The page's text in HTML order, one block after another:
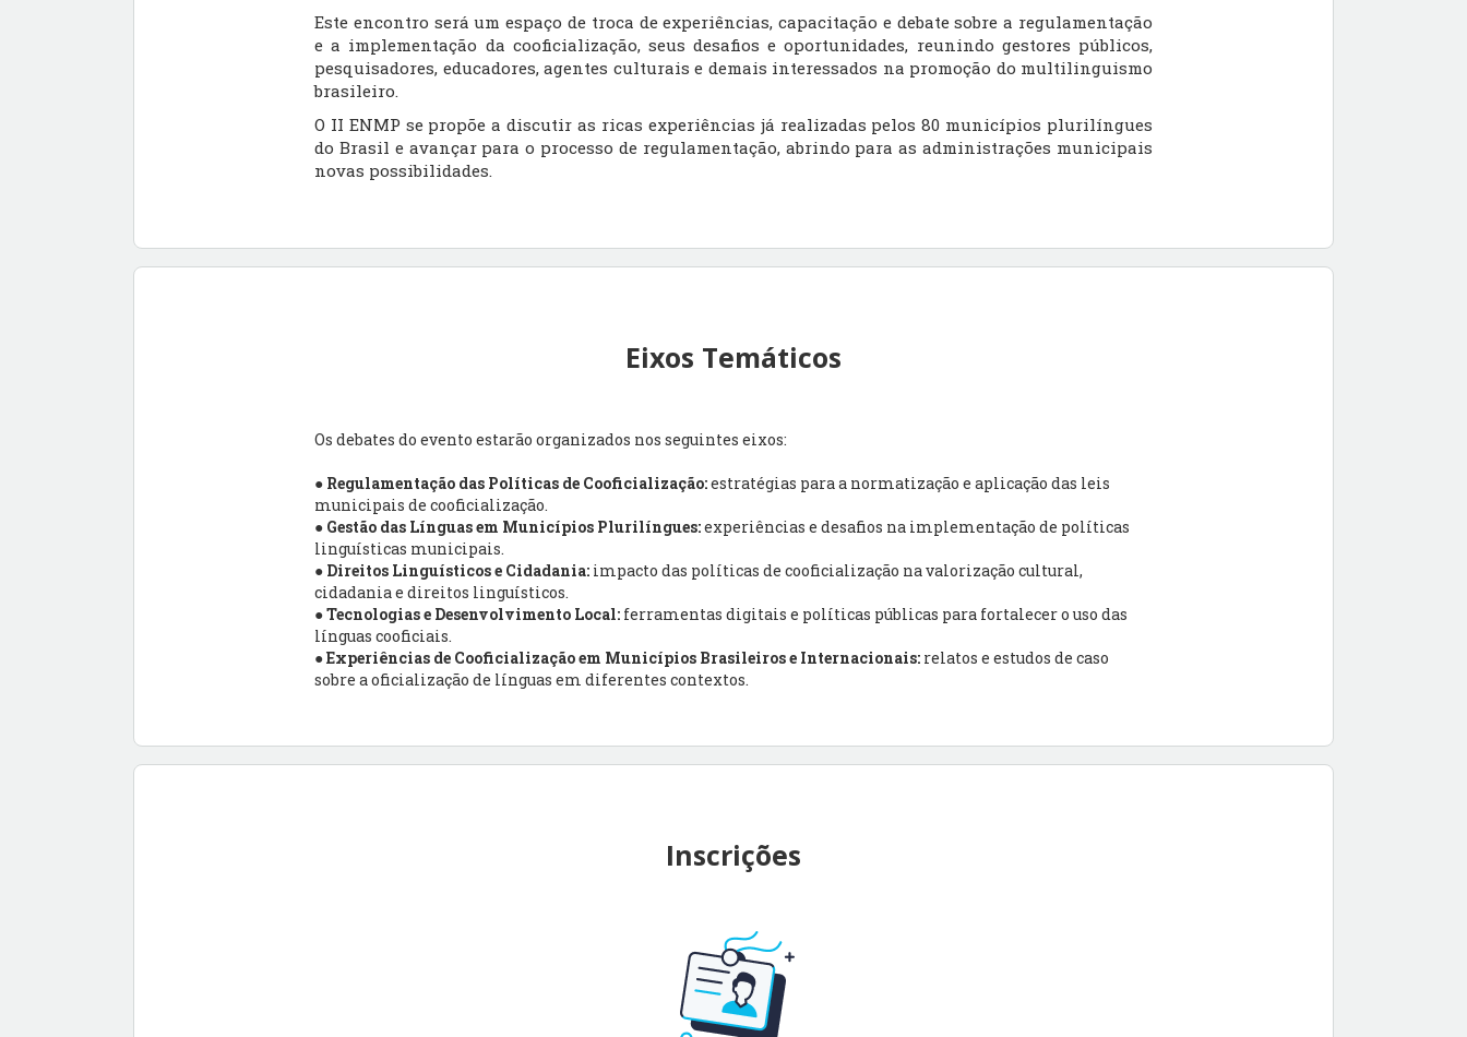
Este encontro será um espaço de troca de experiências, capacitação e debate sobre a regulamentação
e a implementação da cooficialização, seus desafios e oportunidades, reunindo gestores públicos,
pesquisadores, educadores, agentes culturais e demais interessados na promoção do multilinguismo
brasileiro.
O II ENMP se propõe a discutir as ricas experiências já realizadas pelos 80 municípios plurilíngues
do Brasil e avançar para o processo de regulamentação, abrindo para as administrações municipais
novas possibilidades.
Eixos Temáticos
Os debates do evento estarão organizados nos seguintes eixos:
● Regulamentação das Políticas de Cooficialização:estratégias para a normatização e aplicação das leis
municipais de cooficialização.
● Gestão das Línguas em Municípios Plurilíngues:experiências e desafios na implementação de políticas
linguísticas municipais.
● Direitos Linguísticos e Cidadania: impacto das políticas de cooficialização na valorização cultural,
cidadania e direitos linguísticos.
●Tecnologias e Desenvolvimento Local: ferramentas digitais e políticas públicas para fortalecer o uso das
línguas cooficiais.
●Experiências de Cooficialização em Municípios Brasileiros e Internacionais: relatos e estudos de caso
sobre a oficialização de línguas em diferentes contextos.
Inscrições